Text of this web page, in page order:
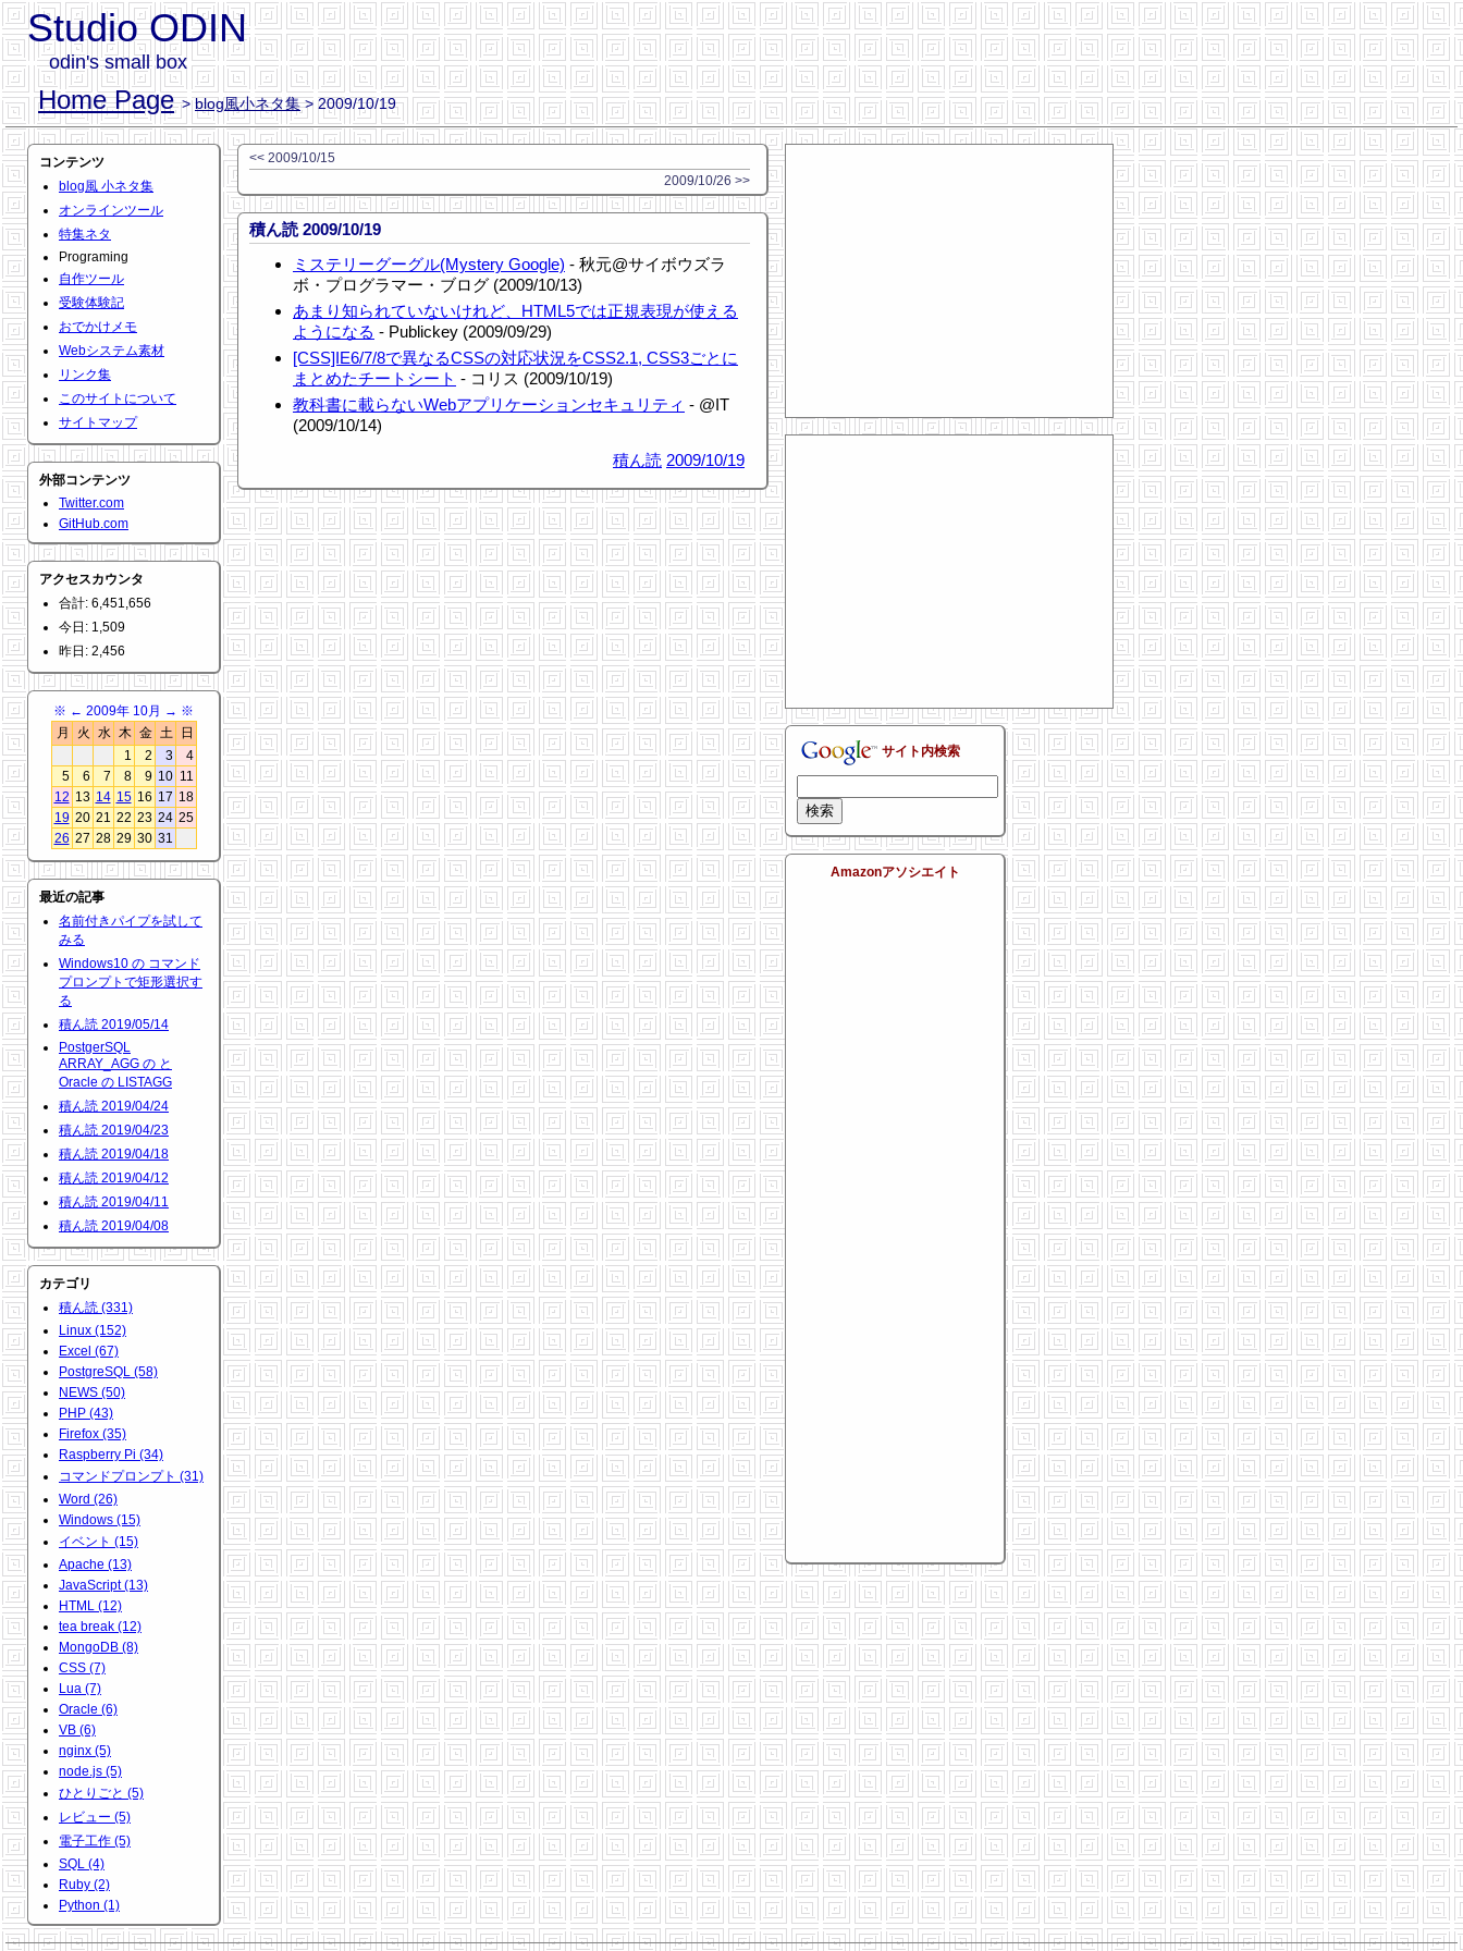
Studio ODIN
odin's small box
Home Page >blog風小ネタ集> 2009/10/19
コンテンツ
blog風 小ネタ集
オンラインツール
特集ネタ
Programing
自作ツール
受験体験記
おでかけメモ
Webシステム素材
リンク集
このサイトについて
サイトマップ
外部コンテンツ
Twitter.com
GitHub.com
アクセスカウンタ
合計: 6,451,656
今日: 1,509
昨日: 2,456
※ ← 2009年 10月 → ※
月
火 水 木 金 土
日
1
2 3
4
5
6 7 8 9 10 11
12 13 14 15 16 17 18
19 20 21 22 23 24 25
26 27 28 29 30 31
最近の記事
名前付きパイプを試して
みる
Windows10 の コマンド
プロンプトで矩形選択す
る
積ん読 2019/05/14
PostgerSQL
ARRAY_AGG の と
Oracle の LISTAGG
積ん読 2019/04/24
積ん読 2019/04/23
積ん読 2019/04/18
積ん読 2019/04/12
積ん読 2019/04/11
積ん読 2019/04/08
カテゴリ
積ん読 (331)
Linux (152)
Excel (67)
PostgreSQL (58)
NEWS (50)
PHP (43)
Firefox (35)
Raspberry Pi (34)
コマンドプロンプト (31)
Word (26)
Windows (15)
イベント (15)
Apache (13)
JavaScript (13)
HTML (12)
tea break (12)
MongoDB (8)
CSS (7)
Lua (7)
Oracle (6)
VB (6)
nginx (5)
node.js (5)
ひとりごと (5)
レビュー (5)
電子工作 (5)
SQL (4)
Ruby (2)
Python (1)
<< 2009/10/15
2009/10/26 >>
積ん読 2009/10/19
ミステリーグーグル(Mystery Google) - 秋元@サイボウズラ
ボ・プログラマー・ブログ (2009/10/13)
あまり知られていないけれど、HTML5では正規表現が使える
ようになる - Publickey (2009/09/29)
[CSS]IE6/7/8で異なるCSSの対応状況をCSS2.1, CSS3ごとに
まとめたチートシート - コリス (2009/10/19)
教科書に載らないWebアプリケーションセキュリティ - @IT
(2009/10/14)
積ん読 2009/10/19
サイト内検索
Amazonアソシエイト